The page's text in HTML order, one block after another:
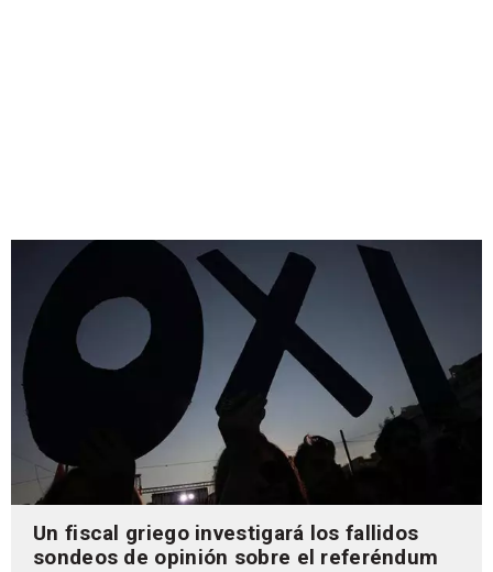
Un fiscal griego investigará los fallidos
sondeos de opinión sobre el referéndum